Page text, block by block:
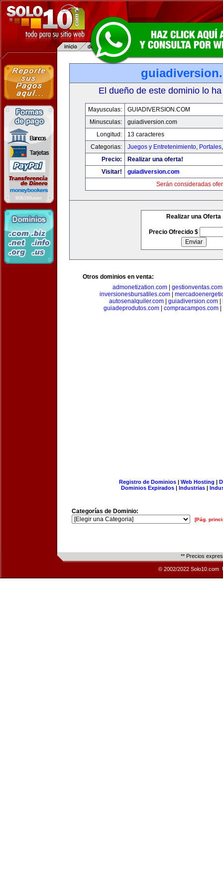
El dueño de este dominio lo
Mayusculas:
GUIADIVERSION.COM
Minusculas:
guiadiversion.com
Longitud:
13 caracteres
Categorias:
Juegos y Entretenimiento, Portales
Precio:
Realizar una oferta!
Visitar!
guiadiversion.com
Serán consideradas
Realizar una Oferta
Precio Ofrecido $
Otros dominios en venta:
admonetization.com| gestionventas.com
inversionesbursatiles.com|
autosenalquiler.com| guiadiversion.com|
guiadeprodutos.com| compracampos.com|
Registro de Dominios| Web Hosting |
Dominios Expirados | Industrias |
Categorías de Dominio:
[Pág.
** Precios
© 2002/2022 Solo10.com